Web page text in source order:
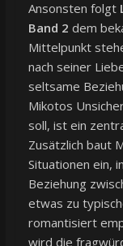
Ansonsten folgt
Band 2 dem
Mittelpunkt
nach seiner
seltsame
Mikotos
soll, ist ein
Zusätzlich baut
Situationen ein,
Beziehung
etwas zu
romantisiert
wird die